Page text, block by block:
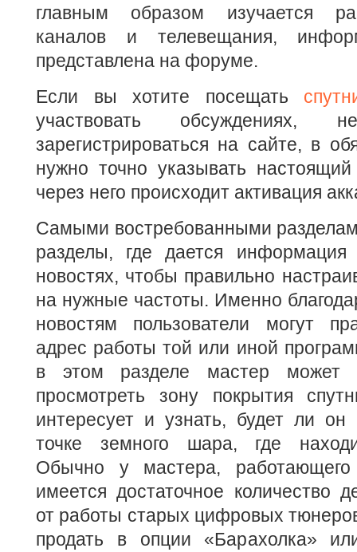
главным образом изучается
каналов и телевещания,
представлена на форуме.
Если вы хотите посещать
участвовать обсуждениях,
зарегистрироваться на сайте, в
нужно точно указывать
через него происходит активация
Самыми востребованными
разделы, где дается информация
новостях, чтобы правильно
на нужные частоты. Именно
новостям пользователи могут
адрес работы той или иной
в этом разделе мастер может
просмотреть зону покрытия
интересует и узнать, будет ли он
точке земного шара, где
Обычно у мастера,
имеется достаточное количество
от работы старых цифровых
продать в опции «Барахолка»